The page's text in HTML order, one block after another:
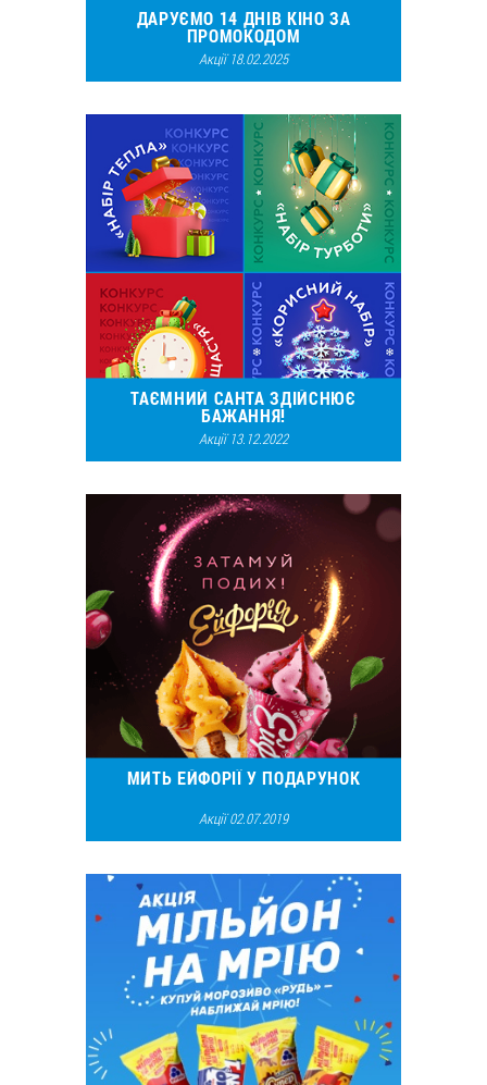
ДАРУЄМО 14 ДНІВ КІНО ЗА
ПРОМОКОДОМ
Акції 18.02.2025
ТАЄМНИЙ САНТА ЗДІЙСНЮЄ
БАЖАННЯ!
Акції 13.12.2022
МИТЬ ЕЙФОРІЇ У ПОДАРУНОК
Акції 02.07.2019